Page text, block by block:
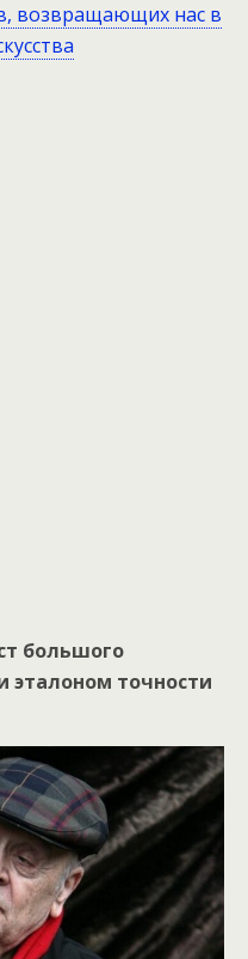
возвращающих нас в
большого
эталоном точности